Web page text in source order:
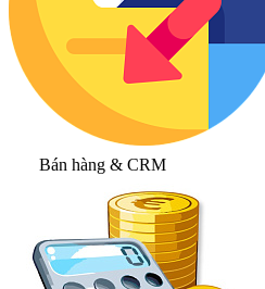
Bán hàng & CRM